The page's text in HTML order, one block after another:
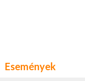
Események